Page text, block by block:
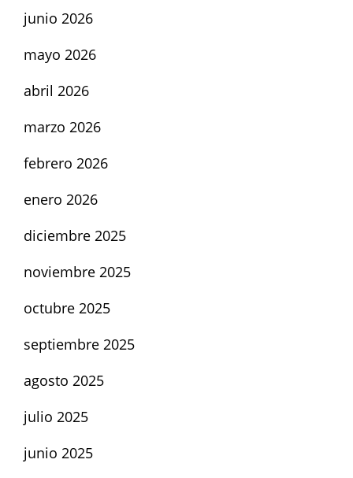
junio 2026
mayo 2026
abril 2026
marzo 2026
febrero 2026
enero 2026
diciembre 2025
noviembre 2025
octubre 2025
septiembre 2025
agosto 2025
julio 2025
junio 2025